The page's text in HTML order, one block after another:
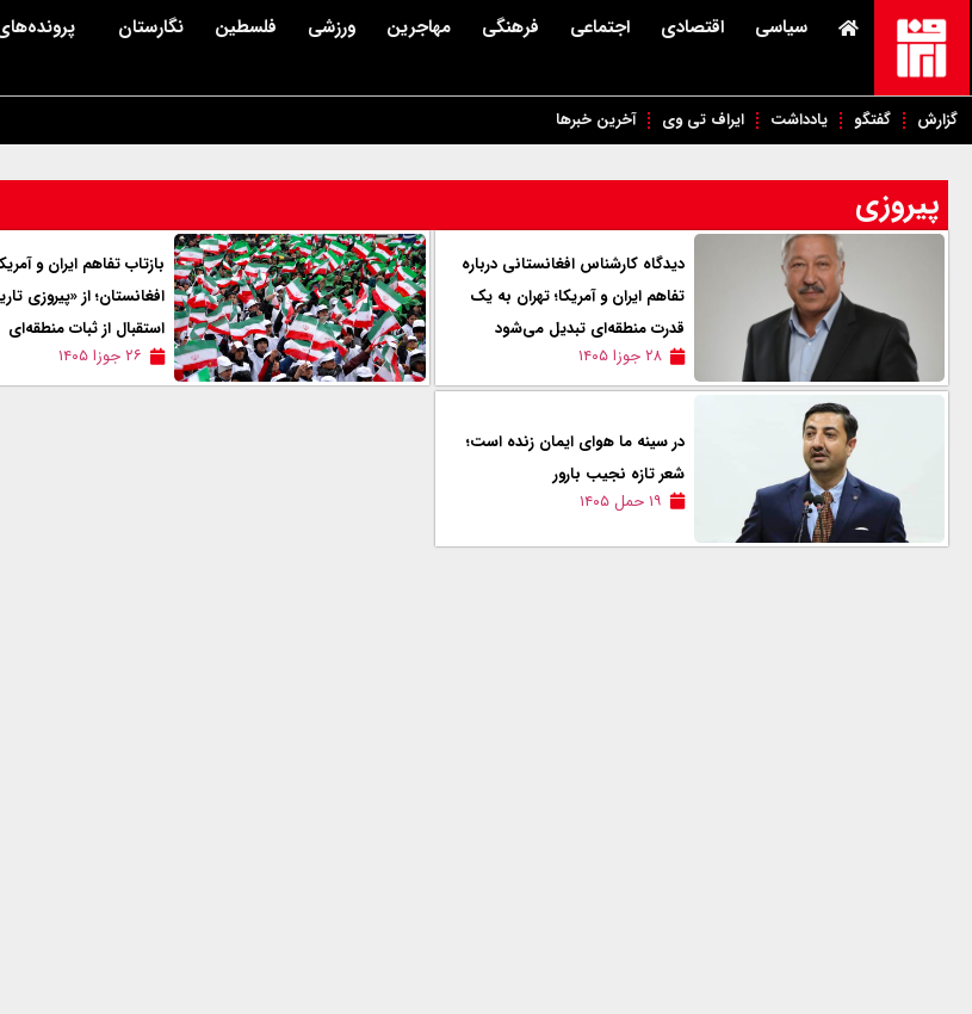
سیاسی اقتصادی اجتماعی فرهنگی مهاجرین ورزشی فلسطین نگارستان
گزارش گفتگو یادداشت ایراف تی وی آخرین خبرها
پیروزی
دیدگاه کارشناس افغانستانی درباره
تفاهم ایران و آمریکا؛ تهران به یک
قدرت منطقه‌ای تبدیل می‌شود
۲۸ جوزا ۱۴۰۵
بازتاب تفاهم ایران و
افغانستان؛ از «پیروزی
استقبال از ثبات منطقه‌ای
۲۶ جوزا ۱۴۰۵
در سینه ما هوای ایمان زنده است؛
شعر تازه نجیب بارور
۱۹ حمل ۱۴۰۵